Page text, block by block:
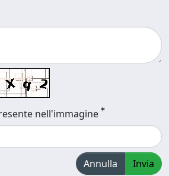
nell'immagine
Annulla Invia